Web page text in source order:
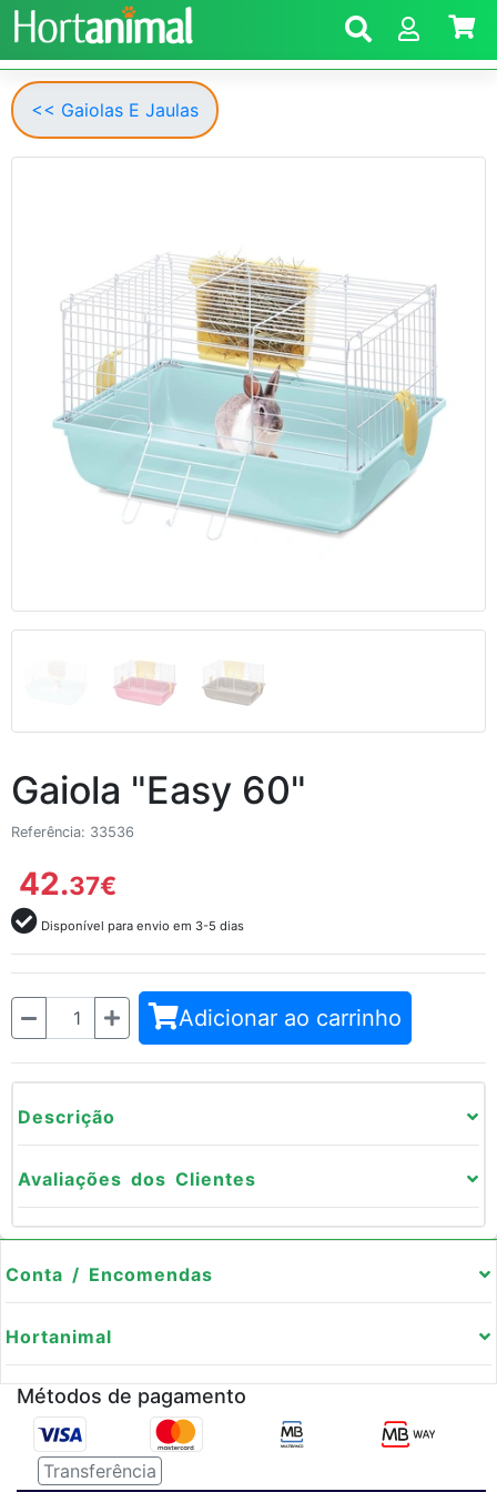
<< Gaiolas E Jaulas
Anterior
Gaiola "Easy 60"
Referência: 33536
42.37€
Disponível para envio em 3-5 dias
Quantidade Adicionar ao carrinho
Descrição
Avaliações dos Clientes
Conta / Encomendas
Hortanimal
Métodos de pagamento
Transferência